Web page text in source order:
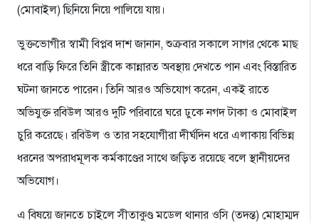
(মোবাইল) ছিনিয়ে নিয়ে পালিয়ে যায়।
​ভুক্তভোগীর স্বামী বিপ্লব দাশ জানান, শুক্রবার সকালে সাগর থেকে মাছ
ধরে বাড়ি ফিরে তিনি স্ত্রীকে কান্নারত অবস্থায় দেখতে পান এবং বিস্তারিত
ঘটনা জানতে পারেন। তিনি আরও অভিযোগ করেন, একই রাতে
অভিযুক্ত রবিউল আরও দুটি পরিবারে ঘরে ঢুকে নগদ টাকা ও মোবাইল
চুরি করেছে। রবিউল ও তার সহযোগীরা দীর্ঘদিন ধরে এলাকায় বিভিন্ন
ধরনের অপরাধমূলক কর্মকাণ্ডের সাথে জড়িত রয়েছে বলে স্থানীয়দের
অভিযোগ।
​এ বিষয়ে জানতে চাইলে সীতাকুণ্ড মডেল থানার ওসি (তদন্ত) মোহাম্মদ